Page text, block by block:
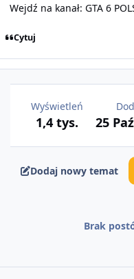
Wejdź na kanał: GTA 6
Cytuj
Wyświetleń
1,4 tys. 25 Paź
Dodaj nowy temat
Brak